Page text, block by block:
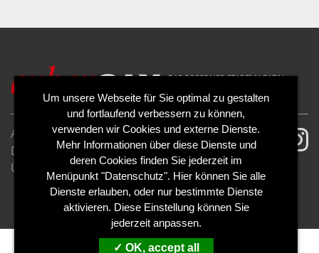
AGB
Impressum
Datenschutzerklärung
Cookies
Über uns
Kontakt
Mediadaten
Abo kündigen
Abo widerrufen
Um unsere Webseite für Sie optimal zu gestalten
und fortlaufend verbessern zu können,
verwenden wir Cookies und externe Dienste.
Mehr Informationen über diese Dienste und
deren Cookies finden Sie jederzeit im
Menüpunkt "Datenschutz". Hier können Sie alle
Dienste erlauben, oder nur bestimmte Dienste
aktivieren. Diese Einstellung können Sie
jederzeit anpassen.
OK, accept all